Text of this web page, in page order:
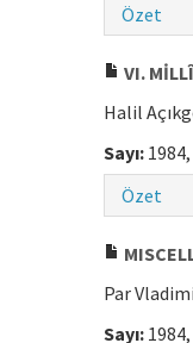
Özet
VI.
Halil
Sayı:
Özet
Par
Sayı: